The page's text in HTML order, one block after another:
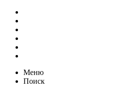
Меню
Поиск